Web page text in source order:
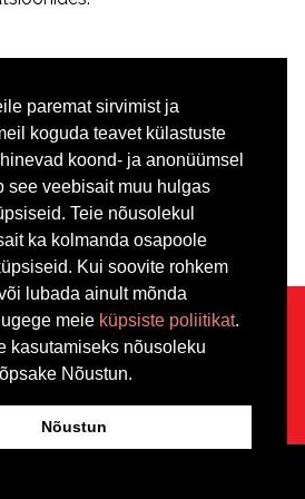
paremat sirvimist ja
koguda teavet külastuste
koond- ja anonüümsel
see veebisait muu hulgas
Teie nõusolekul
ka kolmanda osapoole
Kui soovite rohkem
lubada ainult mõnda
meie küpsiste poliitikat.
kasutamiseks nõusoleku
Nõustun.
Nõustun